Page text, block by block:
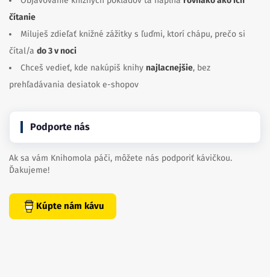
čítanie
Miluješ zdieľať knižné zážitky s ľuďmi, ktorí chápu, prečo si
čítal/a do 3 v noci
Chceš vedieť, kde nakúpiš knihy najlacnejšie, bez
prehľadávania desiatok e-shopov
Podporte nás
Ak sa vám Knihomola páči, môžete nás podporiť kávičkou.
Ďakujeme!
Kúpte nám kávu